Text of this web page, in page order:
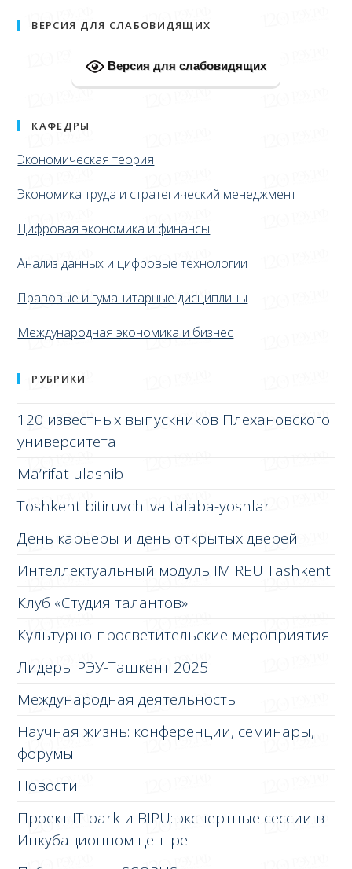
ВЕРСИЯ ДЛЯ СЛАБОВИДЯЩИХ
Версия для слабовидящих
КАФЕДРЫ
Экономическая теория
Экономика труда и стратегический менеджмент
Цифровая экономика и финансы
Анализ данных и цифровые технологии
Правовые и гуманитарные дисциплины
Международная экономика и бизнес
РУБРИКИ
120 известных выпускников Плехановского
университета
Ma’rifat ulashib
Toshkent bitiruvchi va talaba-yoshlar
День карьеры и день открытых дверей
Интеллектуальный модуль IM REU Tashkent
Клуб «Студия талантов»
Культурно-просветительские мероприятия
Лидеры РЭУ-Ташкент 2025
Международная деятельность
Научная жизнь: конференции, семинары,
форумы
Новости
Проект IT park и BIPU: экспертные сессии в
Инкубационном центре